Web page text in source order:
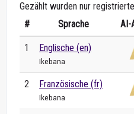
Gezählt wurden nur
#
Sprache AI-
1 Englische (en)
Ikebana
2 Französische (fr)
Ikebana